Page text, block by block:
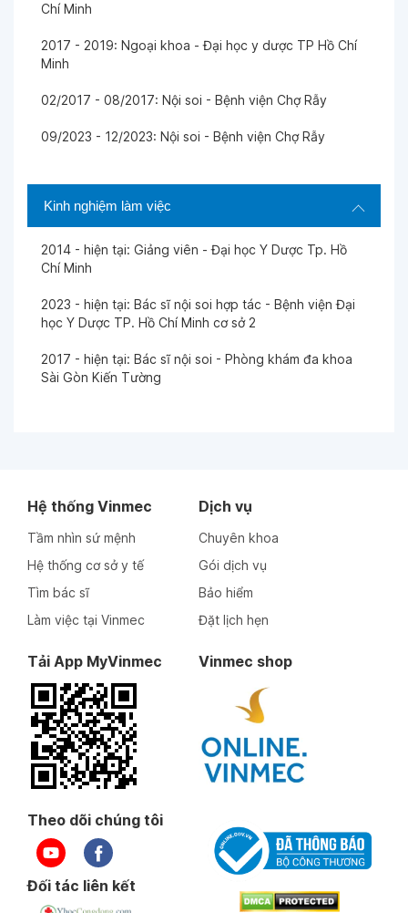
Chí Minh
2017 - 2019: Ngoại khoa - Đại học y dược TP Hồ Chí
Minh
02/2017 - 08/2017: Nội soi - Bệnh viện Chợ Rẫy
09/2023 - 12/2023: Nội soi - Bệnh viện Chợ Rẫy
Kinh nghiệm làm việc
2014 - hiện tại: Giảng viên - Đại học Y Dược Tp. Hồ
Chí Minh
2023 - hiện tại: Bác sĩ nội soi hợp tác - Bệnh viện Đại
học Y Dược TP. Hồ Chí Minh cơ sở 2
2017 - hiện tại: Bác sĩ nội soi - Phòng khám đa khoa
Sài Gòn Kiến Tường
Hệ thống Vinmec
Tầm nhìn sứ mệnh
Hệ thống cơ sở y tế
Tìm bác sĩ
Làm việc tại Vinmec
Dịch vụ
Chuyên khoa
Gói dịch vụ
Bảo hiểm
Đặt lịch hẹn
Tải App MyVinmec Vinmec shop
Theo dõi chúng tôi
Đối tác liên kết